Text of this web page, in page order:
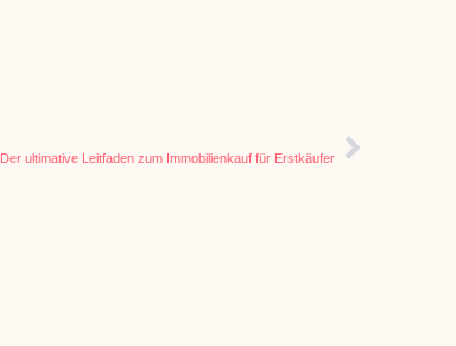
Der ultimative Leitfaden zum Immobilienkauf für Erstkäufer